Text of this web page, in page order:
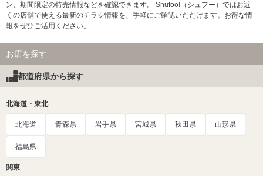
ン、期間限定の特売情報などを確認できます。 Shufoo!（シュフー）ではお近
くの店舗で使える最新のチラシ情報を、手軽にご確認いただけます。お得な情
報をぜひご活用ください。
お店を探す
都道府県から探す
北海道・東北
北海道 青森県 岩手県 宮城県 秋田県 山形県
福島県
関東